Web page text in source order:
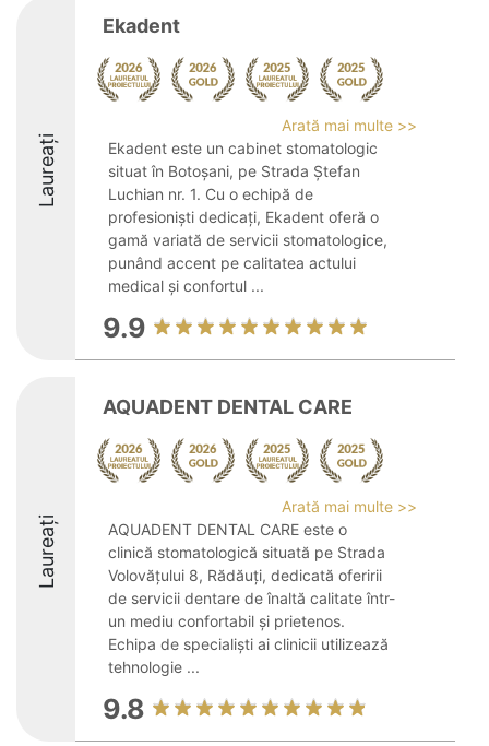
Laureați
Ekadent
Arată mai multe >>
Ekadent este un cabinet stomatologic
situat în Botoșani, pe Strada Ștefan
Luchian nr. 1. Cu o echipă de
profesioniști dedicați, Ekadent oferă o
gamă variată de servicii stomatologice,
punând accent pe calitatea actului
medical și confortul ...
9.9
Laureați
AQUADENT DENTAL CARE
Arată mai multe >>
AQUADENT DENTAL CARE este o
clinică stomatologică situată pe Strada
Volovățului 8, Rădăuți, dedicată oferirii
de servicii dentare de înaltă calitate într-
un mediu confortabil și prietenos.
Echipa de specialiști ai clinicii utilizează
tehnologie ...
9.8